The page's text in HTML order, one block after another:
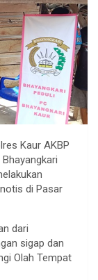
Kaur AKBP
di Pasar
dari
sigap dan
Olah Tempat